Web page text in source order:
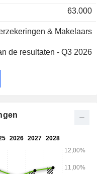
verleend via Farmers
tot contracten,
63.000
& Makelaars
de resultaten - Q3 2026